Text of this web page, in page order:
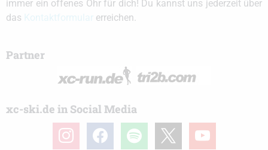
immer ein offenes Ohr für dich! Du kannst uns jederzeit über
das
erreichen.
Partner
xc-ski.de in Social Media
instagramfacebook spotify youtube